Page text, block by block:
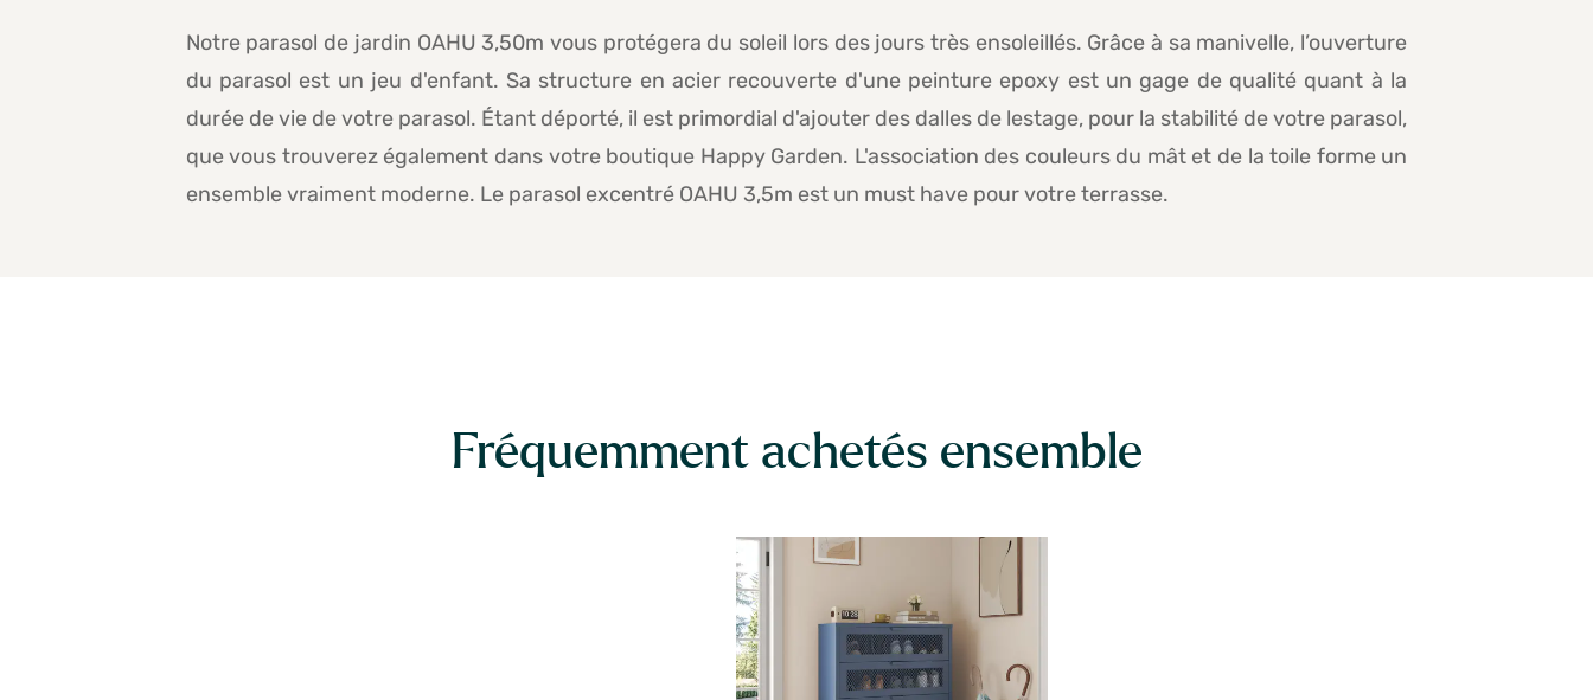
Notre parasol de jardin OAHU 3,50m vous protégera du soleil lors des jours très ensoleillés. Grâce à sa manivelle, l’ouverture
du parasol est un jeu d'enfant. Sa structure en acier recouverte d'une peinture epoxy est un gage de qualité quant à la
durée de vie de votre parasol. Étant déporté, il est primordial d'ajouter des dalles de lestage, pour la stabilité de votre parasol,
que vous trouverez également dans votre boutique Happy Garden. L'association des couleurs du mât et de la toile forme un
ensemble vraiment moderne. Le parasol excentré OAHU 3,5m est un must have pour votre terrasse.
Fréquemment achetés ensemble